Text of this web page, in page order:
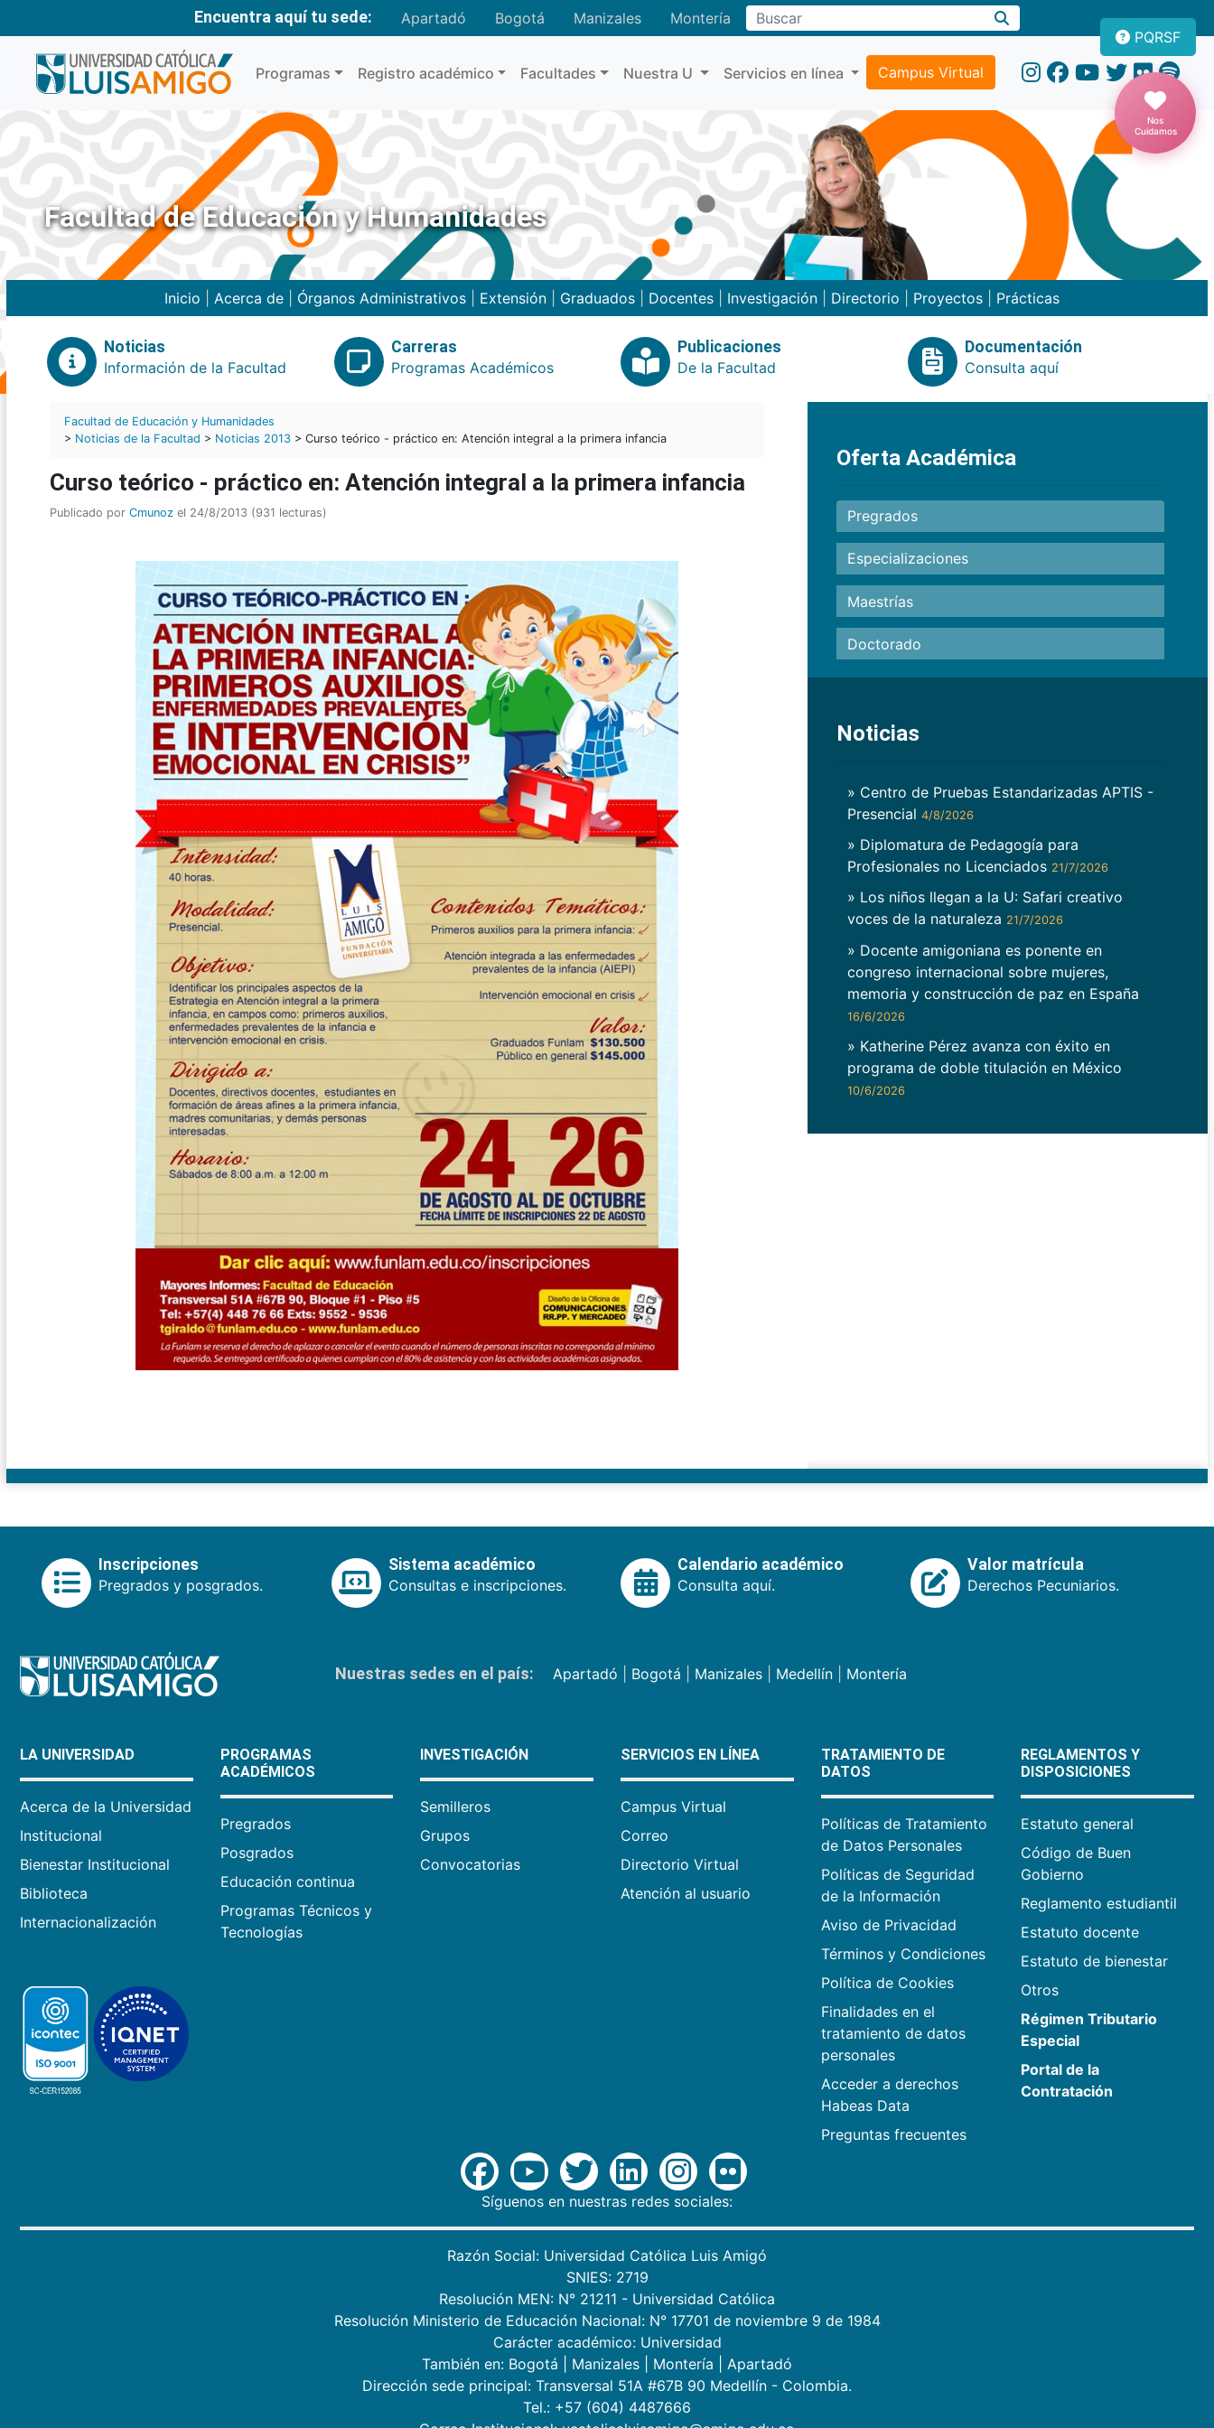
Encuentra aquí tu sede: Apartadó Bogotá Manizales MonteríaBuscar
Programas Registro académico Facultades Nuestra U Servicios en línea Campus Virtual
PQRSF
Nos
Cuidamos
Facultad de Educación y Humanidades
Inicio Acerca de| Órganos Administrativos| Extensión| Graduados| Docentes| Investigación| Directorio Proyectos| Prácticas
Noticias
Información de la Facultad
Carreras
Programas Académicos
Publicaciones
De la Facultad
Documentación
Consulta aquí
Facultad de Educación y Humanidades
> Noticias de la Facultad > Noticias 2013 > Curso teórico - práctico en: Atención integral a la primera infancia
Curso teórico - práctico en: Atención integral a la primera infancia
Publicado por Cmunoz el 24/8/2013 (931 lecturas)
Oferta Académica
Pregrados
Especializaciones
Maestrías
Doctorado
Noticias
» Centro de Pruebas Estandarizadas APTIS -
Presencial 4/8/2026
» Diplomatura de Pedagogía para
Profesionales no Licenciados 21/7/2026
» Los niños llegan a la U: Safari creativo
voces de la naturaleza 21/7/2026
» Docente amigoniana es ponente en
congreso internacional sobre mujeres,
memoria y construcción de paz en España
16/6/2026
» Katherine Pérez avanza con éxito en
programa de doble titulación en México
10/6/2026
Inscripciones
Pregrados y posgrados.
Sistema académico
Consultas e inscripciones.
Calendario académico
Consulta aquí.
Valor matrícula
Derechos Pecuniarios.
Nuestras sedes en el país: Apartadó Bogotá Manizales| Medellín| Montería
LA UNIVERSIDAD
Acerca de la Universidad
Institucional
Bienestar Institucional
Biblioteca
Internacionalización
PROGRAMAS
ACADÉMICOS
Pregrados
Posgrados
Educación continua
Programas Técnicos y
Tecnologías
INVESTIGACIÓN
Semilleros
Grupos
Convocatorias
SERVICIOS EN LÍNEA
Campus Virtual
Correo
Directorio Virtual
Atención al usuario
TRATAMIENTO DE
DATOS
Políticas de Tratamiento
de Datos Personales
Políticas de Seguridad
de la Información
Aviso de Privacidad
Términos y Condiciones
Política de Cookies
Finalidades en el
tratamiento de datos
personales
Acceder a derechos
Habeas Data
Preguntas frecuentes
REGLAMENTOS Y
DISPOSICIONES
Estatuto general
Código de Buen
Gobierno
Reglamento estudiantil
Estatuto docente
Estatuto de bienestar
Otros
Régimen Tributario
Especial
Portal de la
Contratación
Síguenos en nuestras redes sociales:
Razón Social: Universidad Católica Luis Amigó
SNIES: 2719
Resolución MEN: N° 21211 - Universidad Católica
Resolución Ministerio de Educación Nacional: N° 17701 de noviembre 9 de 1984
Carácter académico: Universidad
También en: Bogotá Manizales Montería
Apartadó
Dirección sede principal: Transversal 51A #67B 90 Medellín - Colombia.
Tel.: +57 (604) 4487666